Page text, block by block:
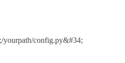
config.py&#34;